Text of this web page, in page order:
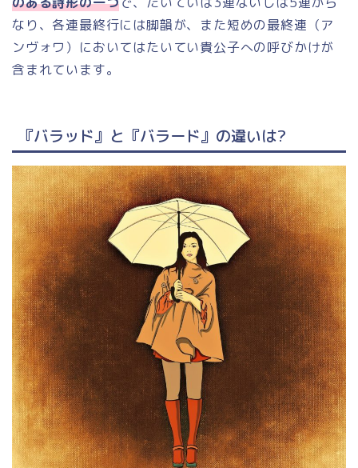
なり、各連最終行には脚韻が、また短めの最終連（ア
ンヴォワ ）においてはたいてい貴公子への呼びかけが
含まれています。
『バラッド』と『バラード』の違いは?